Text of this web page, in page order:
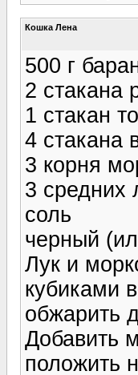
Кошка Лена
500 г
2 стакана
1 стакан
4 стакана
3 корня
3 средних
соль
черный
Лук и
кубиками
обжарить
Добавить
положить